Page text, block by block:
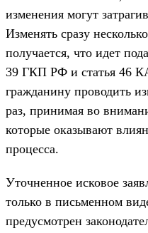
изменения могут
Изменять сразу
получается, что идет
39 ГКП РФ и статья 46
гражданину проводить
раз, принимая во
которые оказывают
процесса.
Уточненное исковое
только в письменном
предусмотрен